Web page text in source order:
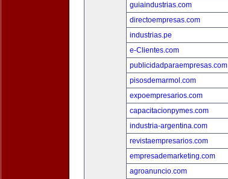
guiaindustrias.com
directoempresas.com
industrias.pe
e-Clientes.com
publicidadparaempresas.com
pisosdemarmol.com
expoempresarios.com
capacitacionpymes.com
industria-argentina.com
revistaempresarios.com
empresademarketing.com
agroanuncio.com